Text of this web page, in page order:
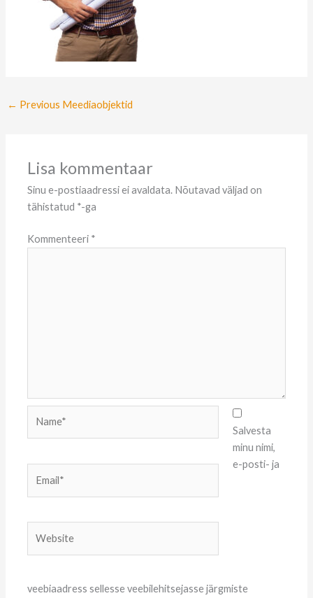
← Previous Meediaobjektid
Lisa kommentaar
Sinu e-postiaadressi ei avaldata. Nõutavad väljad on
tähistatud *-ga
Kommenteeri *
Salvesta
minu nimi,
e-posti- ja
veebiaadress sellesse veebilehitsejasse järgmiste